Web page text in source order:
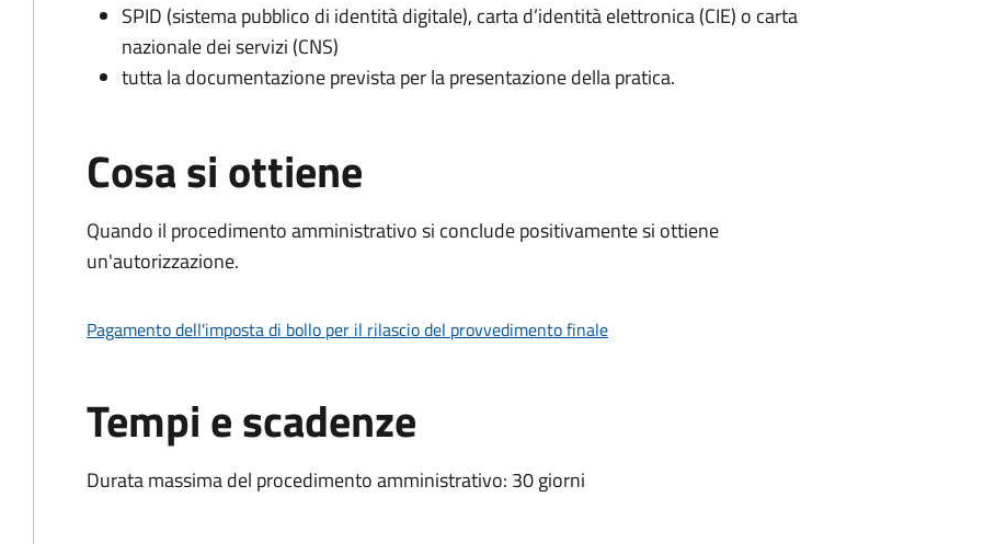
SPID (sistema pubblico di identità digitale), carta d’identità elettronica (CIE) o carta
nazionale dei servizi (CNS)
tutta la documentazione prevista per la presentazione della pratica.
Cosa si ottiene
Quando il procedimento amministrativo si conclude positivamente si ottiene
un'autorizzazione.
Pagamento dell'imposta di bollo per il rilascio del provvedimento finale
Tempi e scadenze
Durata massima del procedimento amministrativo: 30 giorni